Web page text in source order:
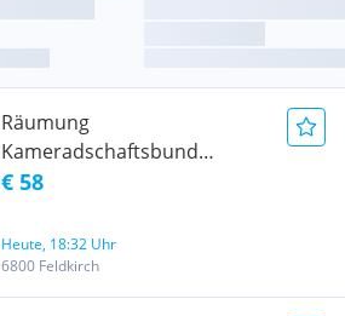
Räumung
Kameradschaftsbund
Schwarzes Kreuz Veteranen
€ 58
Heute, 18:32 Uhr
6800 Feldkirch